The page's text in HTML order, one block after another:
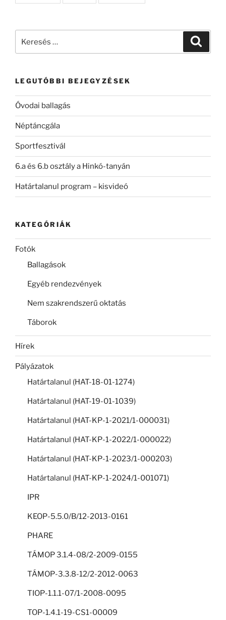
LEGUTÓBBI BEJEGYZÉSEK
Óvodai ballagás
Néptáncgála
Sportfesztivál
6.a és 6.b osztály a Hinkó-tanyán
Határtalanul program – kisvideó
KATEGÓRIÁK
Fotók
Ballagások
Egyéb rendezvények
Nem szakrendszerű oktatás
Táborok
Hírek
Pályázatok
Határtalanul (HAT-18-01-1274)
Határtalanul (HAT-19-01-1039)
Határtalanul (HAT-KP-1-2021/1-000031)
Határtalanul (HAT-KP-1-2022/1-000022)
Határtalanul (HAT-KP-1-2023/1-000203)
Határtalanul (HAT-KP-1-2024/1-001071)
IPR
KEOP-5.5.0/B/12-2013-0161
PHARE
TÁMOP 3.1.4-08/2-2009-0155
TÁMOP-3.3.8-12/2-2012-0063
TIOP-1.1.1-07/1-2008-0095
TOP-1.4.1-19-CS1-00009